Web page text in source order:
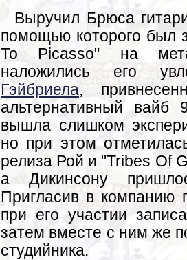
Выручил Брюса
помощью которого был
To Picasso" на
наложились его
Гэйбриела,
альтернативный вайб
вышла слишком
но при этом
релиза Рой и "Tribes Of
а Дикинсону
Пригласив в компанию
при его участии
затем вместе с ним же
студийника.